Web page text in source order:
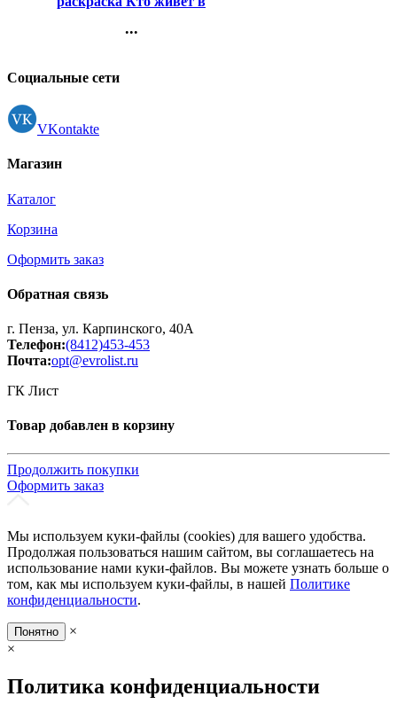
09456-2
...
Регистрация
Социальные сети
VKontakte
Магазин
Каталог
Корзина
Оформить заказ
Обратная связь
г. Пенза, ул. Карпинского, 40А
Телефон:(8412)453-453
Почта:opt@evrolist.ru
ГК Лист
Товар добавлен в корзину
Продолжить покупки
Оформить заказ
Мы используем куки-файлы (cookies) для вашего удобства.
Продолжая пользоваться нашим сайтом, вы соглашаетесь на
использование нами куки-файлов. Вы можете узнать больше о
том, как мы используем куки-файлы, в нашей Политике
конфиденциальности.
Понятно
×
×
Политика конфиденциальности